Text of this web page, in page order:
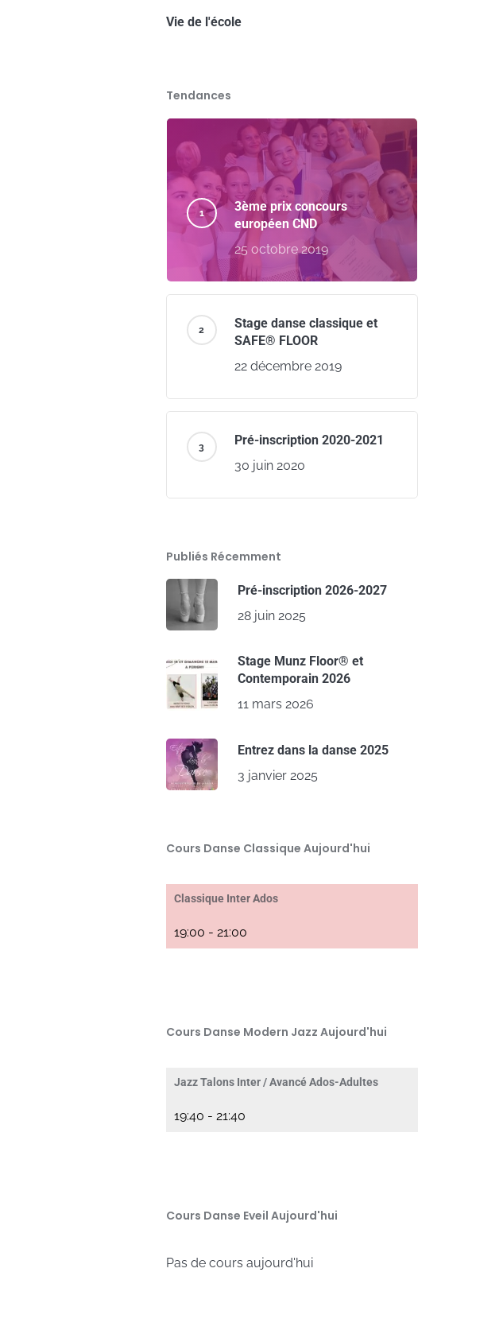
Vie de l'école
Tendances
3ème prix concours
européen CND
25 octobre 2019
Stage danse classique et
SAFE® FLOOR
22 décembre 2019
Pré-inscription 2020-2021
30 juin 2020
Publiés Récemment
Pré-inscription 2026-2027
28 juin 2025
Stage Munz Floor® et
Contemporain 2026
11 mars 2026
Entrez dans la danse 2025
3 janvier 2025
Cours Danse Classique Aujourd'hui
Classique Inter Ados
19:00 - 21:00
Cours Danse Modern Jazz Aujourd'hui
Jazz Talons Inter / Avancé Ados-Adultes
19:40 - 21:40
Cours Danse Eveil Aujourd'hui
Pas de cours aujourd'hui